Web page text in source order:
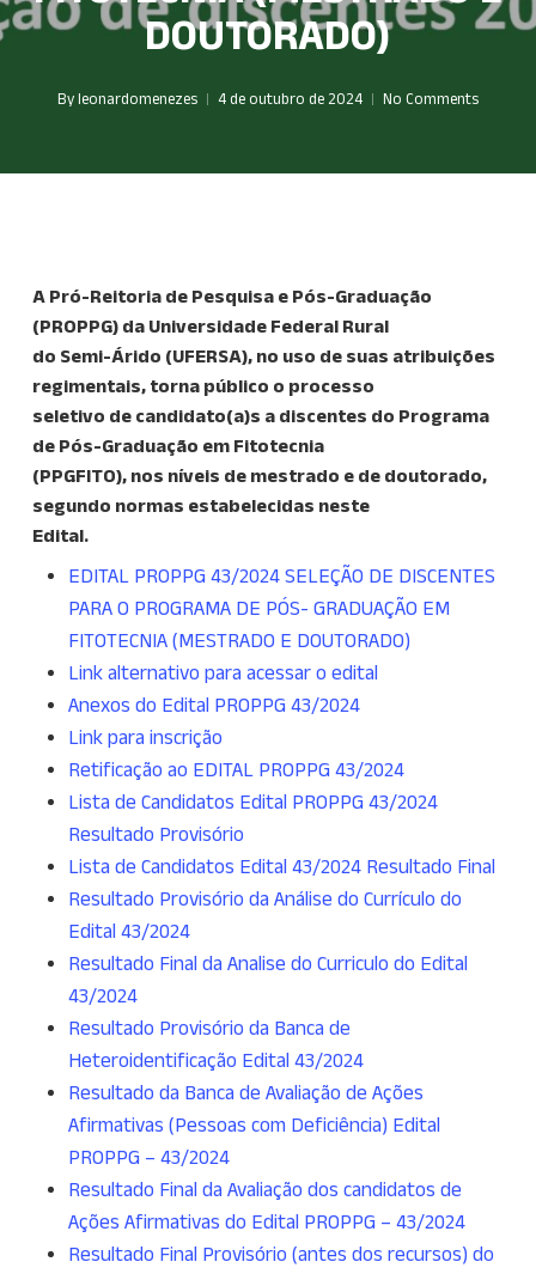
DOUTORADO)
By leonardomenezes 4 de outubro de 2024 No Comments
A Pró-Reitoria de Pesquisa e Pós-Graduação
(PROPPG) da Universidade Federal Rural
do Semi-Árido (UFERSA), no uso de suas atribuições
regimentais, torna público o processo
seletivo de candidato(a)s a discentes do Programa
de Pós-Graduação em Fitotecnia
(PPGFITO), nos níveis de mestrado e de doutorado,
segundo normas estabelecidas neste
Edital.
EDITAL PROPPG 43/2024 SELEÇÃO DE DISCENTES
PARA O PROGRAMA DE PÓS- GRADUAÇÃO EM
FITOTECNIA (MESTRADO E DOUTORADO)
Link alternativo para acessar o edital
Anexos do Edital PROPPG 43/2024
Link para inscrição
Retificação ao EDITAL PROPPG 43/2024
Lista de Candidatos Edital PROPPG 43/2024
Resultado Provisório
Lista de Candidatos Edital 43/2024 Resultado Final
Resultado Provisório da Análise do Currículo do
Edital 43/2024
Resultado Final da Analise do Curriculo do Edital
43/2024
Resultado Provisório da Banca de
Heteroidentificação Edital 43/2024
Resultado da Banca de Avaliação de Ações
Afirmativas (Pessoas com Deficiência) Edital
PROPPG – 43/2024
Resultado Final da Avaliação dos candidatos de
Ações Afirmativas do Edital PROPPG – 43/2024
Resultado Final Provisório (antes dos recursos) do